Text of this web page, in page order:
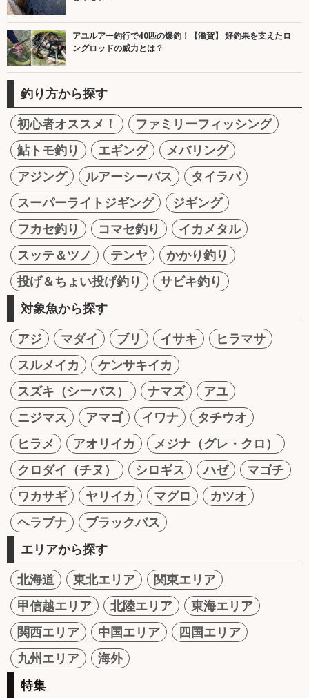
アユルアー釣行で40匹の爆釣！【滋賀】 好釣果を支えたロ
ングロッドの威力とは？
釣り方から探す
初心者オススメ！
ファミリーフィッシング
鮎トモ釣り
エギング
メバリング
アジング
ルアーシーバス
タイラバ
スーパーライトジギング
ジギング
フカセ釣り
コマセ釣り
イカメタル
スッテ＆ツノ
テンヤ
かかり釣り
投げ＆ちょい投げ釣り
サビキ釣り
対象魚から探す
アジ マダイ ブリ イサキ
ヒラマサ
スルメイカ
ケンサキイカ
スズキ（シーバス）
ナマズ
アユ
ニジマス
アマゴ イワナ
タチウオ
ヒラメ
アオリイカ
メジナ（グレ・クロ）
クロダイ（チヌ）
シロギス ハゼ
マゴチ
ワカサギ
ヤリイカ マグロ
カツオ
ヘラブナ
ブラックバス
エリアから探す
北海道 東北エリア
関東エリア
甲信越エリア
北陸エリア
東海エリア
関西エリア
中国エリア
四国エリア
九州エリア
海外
特集